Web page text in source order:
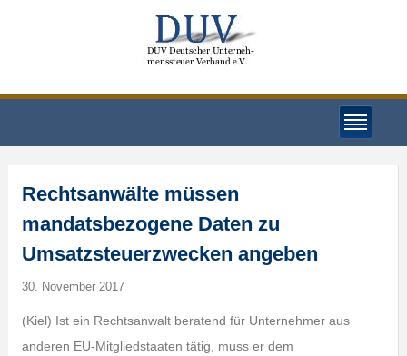
Rechtsanwälte müssen
mandatsbezogene Daten zu
Umsatzsteuerzwecken angeben
30. November 2017
(Kiel) Ist ein Rechtsanwalt beratend für Unternehmer aus
anderen EU-Mitgliedstaaten tätig, muss er dem